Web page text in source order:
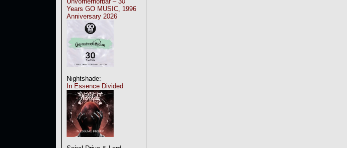
Years GO MUSIC, 1996
Anniversary 2026
Nightshade:
In Essence Divided